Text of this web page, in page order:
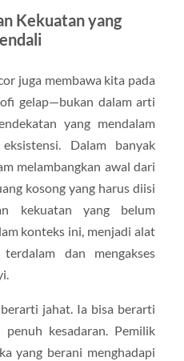
Kekuatan yang
juga membawa kita pada
gelap—bukan dalam arti
yang mendalam
Dalam banyak
melambangkan awal dari
kosong yang harus diisi
kekuatan yang belum
konteks ini, menjadi alat
dan mengakses
jahat. Ia bisa berarti
kesadaran. Pemilik
yang berani menghadapi